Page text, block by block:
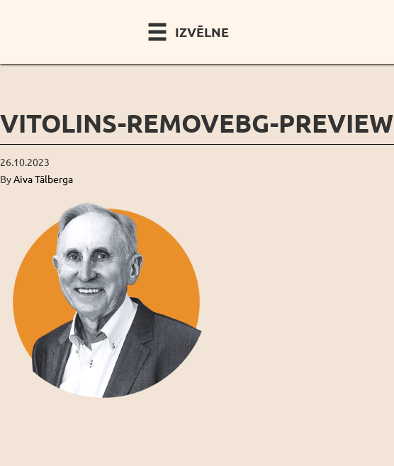
IZVĒLNE
VITOLINS-REMOVEBG-PREVIEW
26.10.2023
ByAiva Tālberga